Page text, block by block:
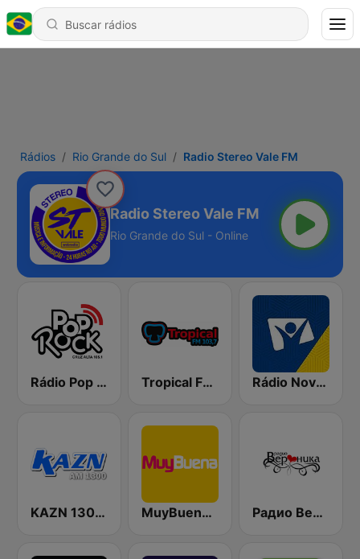
Rádios Rio Grande do Sul Radio Stereo Vale FM
Radio Stereo Vale FM
Rio Grande do Sul - Online
Rádio Pop Rock FM Tropical FM 103.7 Rádio Novo Tempo - Porto Alegre
KAZN 1300 中文廣播電台 MuyBuena Castellón Радио Вероника 96.7 (Radio Veronika)